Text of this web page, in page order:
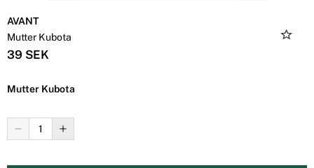
AVANT
Mutter Kubota
39 SEK
Mutter Kubota